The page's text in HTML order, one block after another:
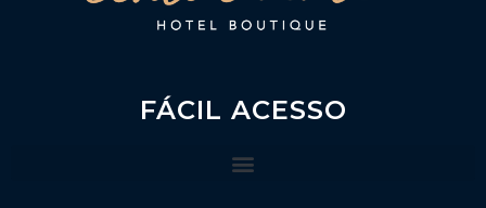
FÁCIL ACESSO